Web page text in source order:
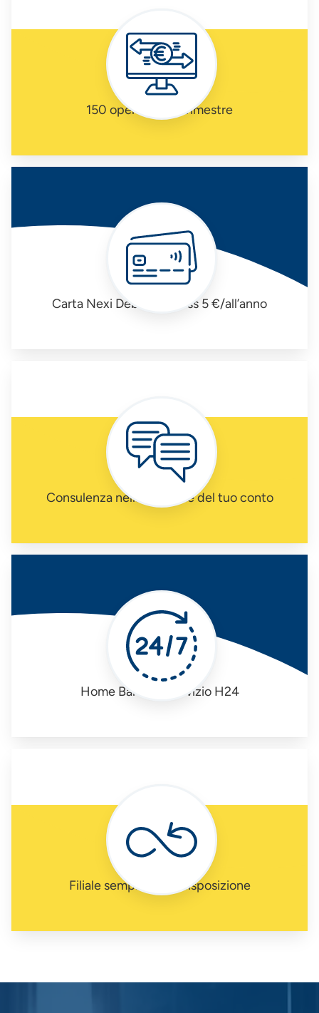
150 operazioni a trimestre
Carta Nexi Debit Business 5 €/all’anno
Consulenza nella gestione del tuo conto
Home Banking Servizio H24
Filiale sempre a tua disposizione